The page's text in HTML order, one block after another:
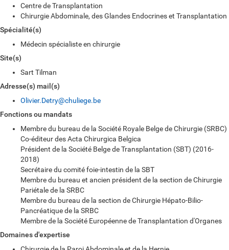
Centre de Transplantation
Chirurgie Abdominale, des Glandes Endocrines et Transplantation
Spécialité(s)
Médecin spécialiste en chirurgie
Site(s)
Sart Tilman
Adresse(s) mail(s)
Olivier.Detry@chuliege.be
Fonctions ou mandats
Membre du bureau de la Société Royale Belge de Chirurgie (SRBC)
Co-éditeur des Acta Chirurgica Belgica
Président de la Société Belge de Transplantation (SBT) (2016-
2018)
Secrétaire du comité foie-intestin de la SBT
Membre du bureau et ancien président de la section de Chirurgie
Pariétale de la SRBC
Membre du bureau de la section de Chirurgie Hépato-Bilio-
Pancréatique de la SRBC
Membre de la Société Européenne de Transplantation d'Organes
Domaines d'expertise